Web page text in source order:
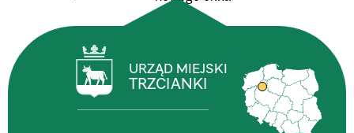
URZĄD MIEJSKI
TRZCIANKI